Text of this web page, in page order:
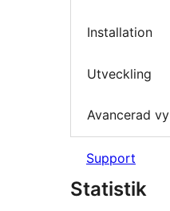
Installation
Utveckling
Avancerad vy
Support
Statistik